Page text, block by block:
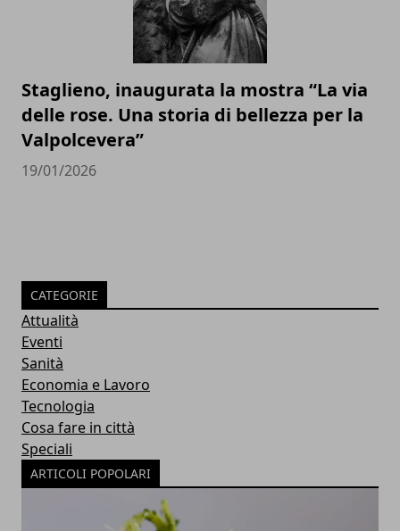
Staglieno, inaugurata la mostra “La via
delle rose. Una storia di bellezza per la
Valpolcevera”
19/01/2026
CATEGORIE
Attualità
Eventi
Sanità
Economia e Lavoro
Tecnologia
Cosa fare in città
Speciali
ARTICOLI POPOLARI